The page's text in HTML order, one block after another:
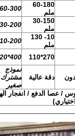
60-180
ملم
60-300ملم
30-150
ملم
30-200ملم
10- 130
ملم
10-200ملم
270*110
400*220
دقة عالية
نموذج
مشترك
صغير
/ عصا الدفع / انفجار